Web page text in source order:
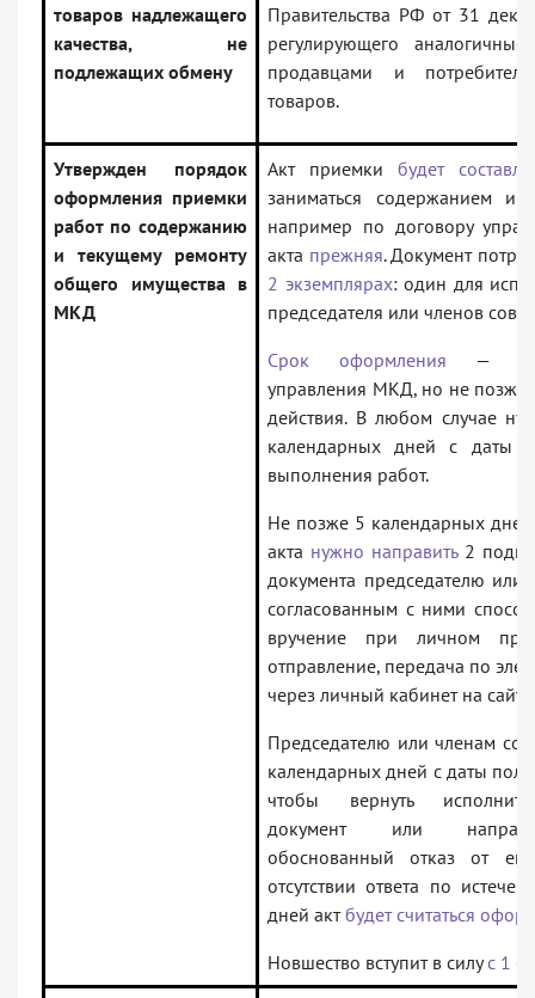
товаров надлежащего
качества, не
подлежащих обмену
Правительства РФ от 31
регулирующего
продавцами и
товаров.
Утвержден порядок
оформления приемки
работ по содержанию
и текущему ремонту
общего имущества в
МКД
Акт приемки будет
заниматься содержанием и
например по договору
акта прежняя. Документ
2 экземплярах: один для
председателя или членов
Срок оформления —
управления МКД, но не позже
действия. В любом случае
календарных дней с даты
выполнения работ.
Не позже 5 календарных дней
акта нужно направить2
документа председателю
согласованным с ними
вручение при личном
отправление, передача по
через личный кабинет на
Председателю или членам
календарных дней с даты
чтобы вернуть
документ или
обоснованный отказ от
отсутствии ответа по
дней актбудет считаться
Новшество вступит в силус 1